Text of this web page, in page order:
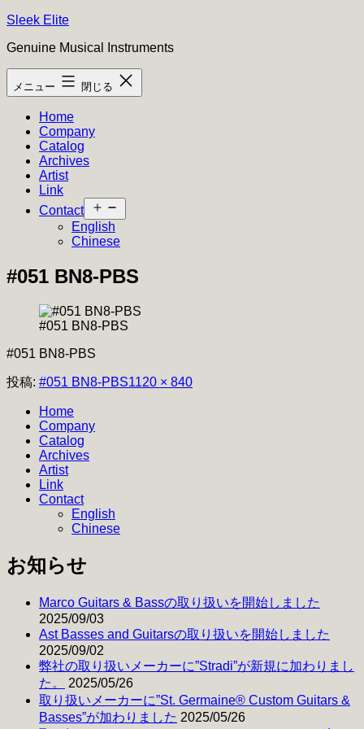
コ
テ
ン
ツ
Sleek Elite
Genuine Musical Instruments
メニュー 閉じる
Home
Company
Catalog
Archives
Artist
Link
Contact
ニ
ー
開
English
Chinese
#051 BN8-PBS
#051 BN8-PBS
#051 BN8-PBS
投稿: #051 BN8-PBSフ
1120 × 840
Home
Company
Catalog
Archives
Artist
Link
Contact
English
Chinese
お知らせ
Marco Guitars & Bassの取り扱いを開始しました
2025/09/03
Ast Basses and Guitarsの取り扱いを開始しました
2025/09/02
弊社の取り扱いメーカーに”Stradi”が新規に加わりまし
た。
2025/05/26
取り扱いメーカーに”St. Germaine® Custom Guitars &
Basses”が加わりました 2025/05/26